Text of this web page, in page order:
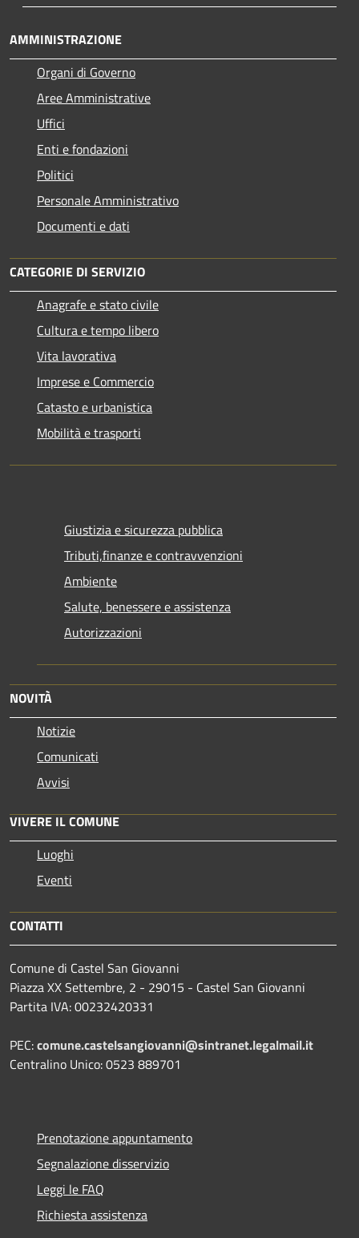
AMMINISTRAZIONE
Organi di Governo
Aree Amministrative
Uffici
Enti e fondazioni
Politici
Personale Amministrativo
Documenti e dati
CATEGORIE DI SERVIZIO
Anagrafe e stato civile
Cultura e tempo libero
Vita lavorativa
Imprese e Commercio
Catasto e urbanistica
Mobilità e trasporti
Giustizia e sicurezza pubblica
Tributi,finanze e contravvenzioni
Ambiente
Salute, benessere e assistenza
Autorizzazioni
NOVITÀ
Notizie
Comunicati
Avvisi
VIVERE IL COMUNE
Luoghi
Eventi
CONTATTI
Comune di Castel San Giovanni
Piazza XX Settembre, 2 - 29015 - Castel San Giovanni
Partita IVA: 00232420331
PEC:comune.castelsangiovanni@sintranet.legalmail.it
Centralino Unico: 0523 889701
Prenotazione appuntamento
Segnalazione disservizio
Leggi le FAQ
Richiesta assistenza